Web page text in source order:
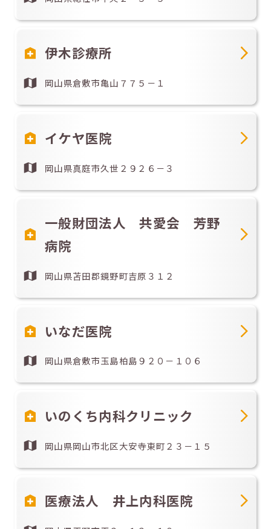
伊木診療所
岡山県倉敷市亀山７７５－１
イケヤ医院
岡山県真庭市久世２９２６－３
一般財団法人 共愛会 芳野
病院
岡山県苫田郡鏡野町吉原３１２
いなだ医院
岡山県倉敷市玉島柏島９２０－１０６
いのくち内科クリニック
岡山県岡山市北区大安寺東町２３－１５
医療法人 井上内科医院